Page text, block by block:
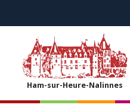
Ham-sur-Heure-Nalinnes